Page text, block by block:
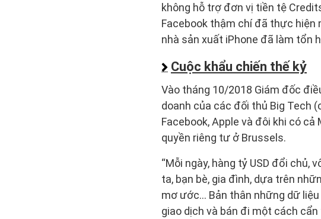
không hỗ trợ đơn vị tiền tệ
Facebook thậm chí đã thực hiện
nhà sản xuất iPhone đã làm tổn
Cuộc khẩu chiến thế kỷ
Vào tháng 10/2018 Giám đốc
doanh của các đối thủ Big Tech
Facebook, Apple và đôi khi có
quyền riêng tư ở Brussels.
“Mỗi ngày, hàng tỷ USD đổi
ta, bạn bè, gia đình, dựa trên
mơ ước… Bản thân những dữ
giao dịch và bán đi một cách cẩn